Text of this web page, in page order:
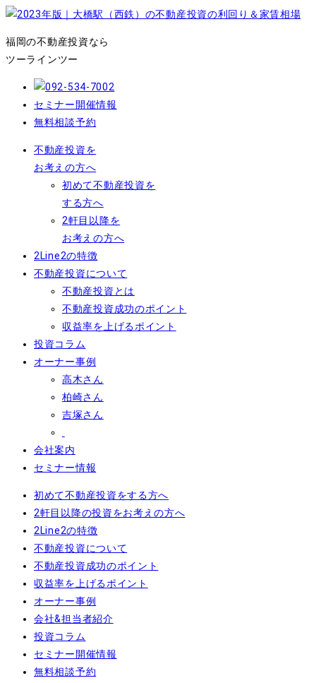
福岡の不動産投資なら
ツーラインツー
セミナー開催情報
無料相談予約
不動産投資を
お考えの方へ
初めて不動産投資を
する方へ
2軒目以降を
お考えの方へ
2Line2の特徴
不動産投資について
不動産投資とは
不動産投資成功のポイント
収益率を上げるポイント
投資コラム
オーナー事例
高木さん
柏崎さん
吉塚さん
会社案内
セミナー情報
初めて不動産投資をする方へ
2軒目以降の投資をお考えの方へ
2Line2の特徴
不動産投資について
不動産投資成功のポイント
収益率を上げるポイント
オーナー事例
会社&担当者紹介
投資コラム
セミナー開催情報
無料相談予約